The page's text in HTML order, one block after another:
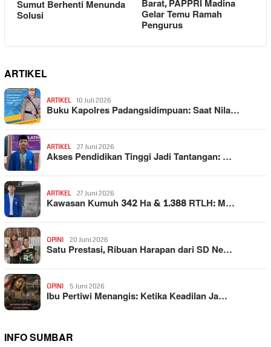
Sumut Berhenti Menunda
Solusi
Barat, PAPPRI Madina
Gelar Temu Ramah
Pengurus
ARTIKEL
ARTIKEL 10 Juli 2026
Buku Kapolres Padangsidimpuan: Saat Nila…
ARTIKEL 27 Juni 2026
Akses Pendidikan Tinggi Jadi Tantangan: …
ARTIKEL 27 Juni 2026
Kawasan Kumuh 342 Ha & 1.388 RTLH: M…
OPINI 20 Juni 2026
Satu Prestasi, Ribuan Harapan dari SD Ne…
OPINI 5 Juni 2026
Ibu Pertiwi Menangis: Ketika Keadilan Ja…
INFO SUMBAR